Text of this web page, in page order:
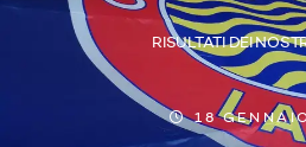
RISULTATI DEI
18